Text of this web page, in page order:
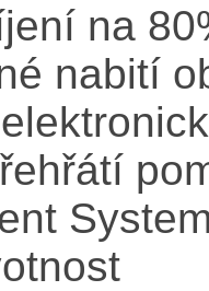
na
nabití